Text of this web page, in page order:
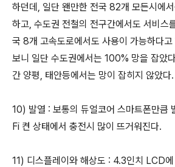
하던데, 일단 왠만한 전국 82개 모든시에
하고, 수도권 전철의 전구간에서도 서비스
국 8개 고속도로에서도 사용이 가능하다
보니 일단 수도권에서는 100% 망을 잡았
간 양평, 태안등에서는 망이 잡히지 않았다.
10) 발열 : 보통의 듀얼코어 스마트폰만큼
Fi 켠 상태에서 충전시 많이 뜨거워진다.
11) 디스플레이와 해상도 : 4.3인치